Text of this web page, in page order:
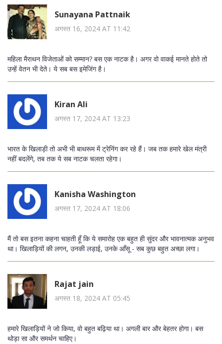
Sunayana Pattnaik
अगस्त 16, 2024 AT 11:42
महिला मैराथन विजेताओं को सम्मान? बस एक नाटक है। अगर वो वाकई मानते होते तो
उन्हें वेतन भी देते। ये सब बस इमेजिंग है।
Kiran Ali
अगस्त 17, 2024 AT 13:23
भारत के खिलाड़ी तो अभी भी बाथरूम में ट्रेनिंग कर रहे हैं। जब तक हमारे खेल मंत्री
नहीं बदलेंगे, तब तक ये सब नाटक चलता रहेगा।
Kanisha Washington
अगस्त 17, 2024 AT 18:06
मैं तो बस इतना कहना चाहती हूँ कि ये समारोह एक बहुत ही सुंदर और भावनात्मक अनुभव
था। खिलाड़ियों की लगन, उनकी लड़ाई, उनके आँसू - सब कुछ बहुत अच्छा लगा।
Rajat jain
अगस्त 18, 2024 AT 05:45
हमारे खिलाड़ियों ने जो किया, वो बहुत बढ़िया था। अगली बार और बेहतर होगा। बस
थोड़ा सा और समर्थन चाहिए।